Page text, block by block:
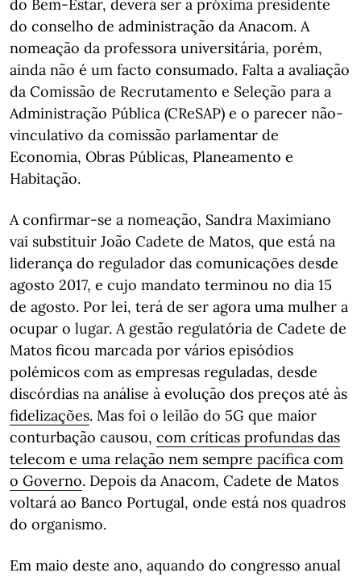
do Bem-Estar, deverá ser a próxima presidente
do conselho de administração da Anacom. A
nomeação da professora universitária, porém,
ainda não é um facto consumado. Falta a avaliação
da Comissão de Recrutamento e Seleção para a
Administração Pública (CReSAP) e o parecer não-
vinculativo da comissão parlamentar de
Economia, Obras Públicas, Planeamento e
Habitação.
A confirmar-se a nomeação, Sandra Maximiano
vai substituir João Cadete de Matos, que está na
liderança do regulador das comunicações desde
agosto 2017, e cujo mandato terminou no dia 15
de agosto. Por lei, terá de ser agora uma mulher a
ocupar o lugar. A gestão regulatória de Cadete de
Matos ficou marcada por vários episódios
polémicos com as empresas reguladas, desde
discórdias na análise à evolução dos preços até às
fidelizações. Mas foi o leilão do 5G que maior
conturbação causou, com críticas profundas das
telecom e uma relação nem sempre pacífica com
o Governo. Depois da Anacom, Cadete de Matos
voltará ao Banco Portugal, onde está nos quadros
do organismo.
Em maio deste ano, aquando do congresso anual